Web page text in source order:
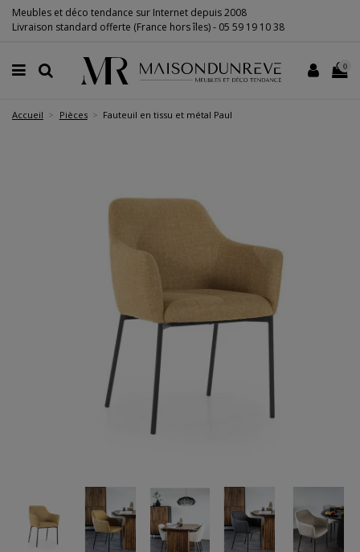
Meubles et déco tendance sur Internet depuis 2008
Livraison standard offerte (France hors îles) - 05 59 19 10 38
0
Accueil Pièces Fauteuil en tissu et métal Paul